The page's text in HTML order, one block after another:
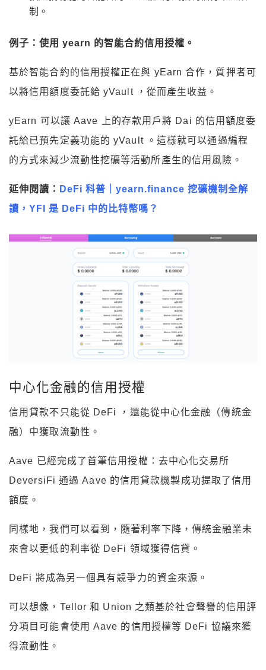
制。
例子：使用 yearn 的智能合約信用授權。
基於智能合約的信用授權正在與 yEarn 合作，質押者可
以將信用額度委託給 yVault ，從而產生收益。
yEarn 可以讓 Aave 上的存款用戶將 Dai 的信用額度委
託給已預先定義功能的 yVault 。這樣就可以通過編程
的方式來減少流動性挖礦等活動所產生的信用風險。
延伸閱讀： DeFi 科普｜yearn.finance 挖礦機制全解
讀，YFI 是 DeFi 中的比特幣嗎？
中心化金融的信用授權
信用貸款不只能從 DeFi ，還能從中心化金融（傳統金
融）中獲取流動性。
Aave 已經完成了首筆信用授權：去中心化交易所
DeversiFi 通過 Aave 的信用貸款機製成功提取了信用
額度。
同樣地，我們可以看到，隨著利率下降，傳統金融業未
來會以更低的利率從 DeFi 領域獲得信貸。
DeFi 將成為另一個具有競爭力的資金來源。
可以想像，Tellor 和 Union 之類基於社會聲譽的信用評
分項目可能會使用 Aave 的信用授權等 DeFi 協議來獲
得流動性。